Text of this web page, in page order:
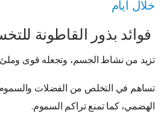
خلال ايام
فوائد بذور القاطونة
تزيد من نشاط الجسم، وتجعله قوى وملئ
تساهم في التخلص من الفضلات والسموم
الهضمي، كما تمنع تراكم السموم.